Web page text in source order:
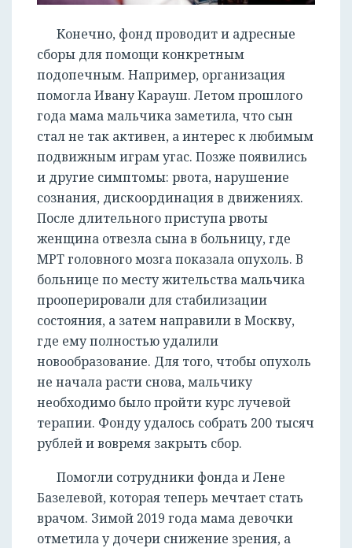
Конечно, фонд проводит и адресные
сборы для помощи конкретным
подопечным. Например, организация
помогла Ивану Карауш. Летом прошлого
года мама мальчика заметила, что сын
стал не так активен, а интерес к любимым
подвижным играм угас. Позже появились
и другие симптомы: рвота, нарушение
сознания, дискоординация в движениях.
После длительного приступа рвоты
женщина отвезла сына в больницу, где
МРТ головного мозга показала опухоль. В
больнице по месту жительства мальчика
прооперировали для стабилизации
состояния, а затем направили в Москву,
где ему полностью удалили
новообразование. Для того, чтобы опухоль
не начала расти снова, мальчику
необходимо было пройти курс лучевой
терапии. Фонду удалось собрать 200 тысяч
рублей и вовремя закрыть сбор.
Помогли сотрудники фонда и Лене
Базелевой, которая теперь мечтает стать
врачом. Зимой 2019 года мама девочки
отметила у дочери снижение зрения, а